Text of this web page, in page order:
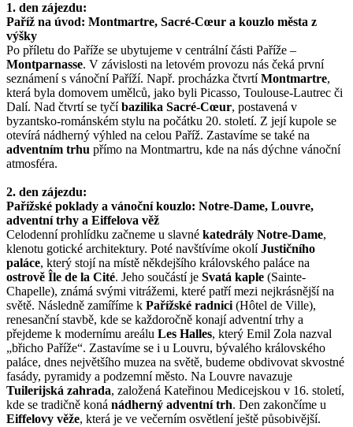
1. den zájezdu:
Paříž na úvod: Montmartre, Sacré-Cœur a kouzlo města z
výšky
Po příletu do Paříže se ubytujeme v centrální části Paříže –
Montparnasse. V závislosti na letovém provozu nás čeká první
seznámení s vánoční Paříží. Např. procházka čtvrtíMontmartre,
která byla domovem umělců, jako byli Picasso, Toulouse-Lautrec či
Dalí. Nad čtvrtí se tyčíbazilika Sacré-Cœur, postavená v
byzantsko-románském stylu na počátku 20. století. Z její kupole se
otevírá nádherný výhled na celou Paříž. Zastavíme se také na
adventním trhu přímo na Montmartru, kde na nás dýchne vánoční
atmosféra.
2. den zájezdu:
Pařížské poklady a vánoční kouzlo: Notre-Dame, Louvre,
adventní trhy a Eiffelova věž
Celodenní prohlídku začneme u slavné katedrály Notre-Dame,
klenotu gotické architektury. Poté navštívíme okolíJustičního
paláce, který stojí na místě někdejšího královského paláce na
ostrově Île de la Cité. Jeho součástí je Svatá kaple (Sainte-
Chapelle), známá svými vitrážemi, které patří mezi nejkrásnější na
světě. Následně zamíříme k Pařížské radnici(Hôtel de Ville),
renesanční stavbě, kde se každoročně konají adventní trhy a
přejdeme k modernímu areálu Les Halles, který Emil Zola nazval
„břicho Paříže“. Zastavíme se i u Louvru, bývalého královského
paláce, dnes největšího muzea na světě, budeme obdivovat skvostné
fasády, pyramidy a podzemní město. Na Louvre navazuje
Tuilerijská zahrada, založená Kateřinou Medicejskou v 16. století,
kde se tradičně koná nádherný adventní trh. Den zakončíme u
Eiffelovy věže, která je ve večerním osvětlení ještě působivější.